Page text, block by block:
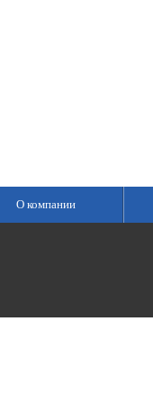
О компании
Канал «Россия»